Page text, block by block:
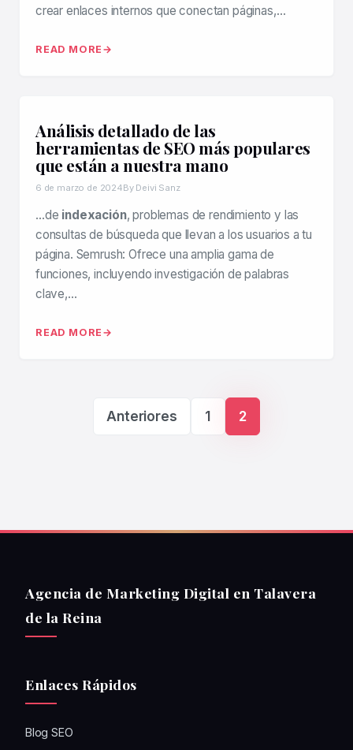
crear enlaces internos que conectan páginas,…
READ MORE
Análisis detallado de las
herramientas de SEO más populares
que están a nuestra mano
6 de marzo de 2024By Deivi Sanz
…de indexación, problemas de rendimiento y las
consultas de búsqueda que llevan a los usuarios a tu
página. Semrush: Ofrece una amplia gama de
funciones, incluyendo investigación de palabras
clave,…
READ MORE
Paginación de
Anteriores 1 2
Agencia de Marketing Digital en Talavera
de la Reina
Enlaces Rápidos
Blog SEO